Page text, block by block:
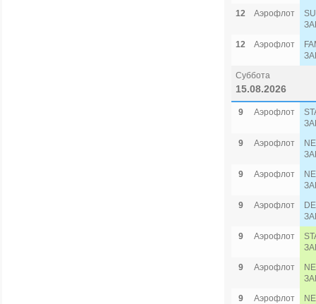
12
Аэрофлот
12
Аэрофлот
Суббота
15.08.2026
9 Аэрофлот
9
Аэрофлот
9
Аэрофлот
9
Аэрофлот
9
Аэрофлот
9
Аэрофлот
9
Аэрофлот